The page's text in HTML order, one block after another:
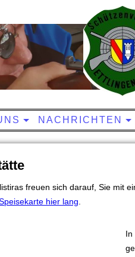
NACHRICHTEN
freuen sich darauf, Sie mit
hier lang
In